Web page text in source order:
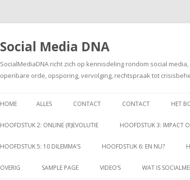
Social Media DNA
SocialMediaDNA richt zich op kennisdeling rondom social
openbare orde, opsporing, vervolging, rechtspraak tot
HOME ALLES CONTACT CONTACT HET
HOOFDSTUK 2: ONLINE (R)EVOLUTIE HOOFDSTUK 3: IMPACT
HOOFDSTUK 5: 10 DILEMMA’S HOOFDSTUK 6: EN NU?
OVERIG SAMPLE PAGE VIDEO’S WAT IS